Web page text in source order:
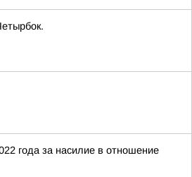
года за насилие в отношение